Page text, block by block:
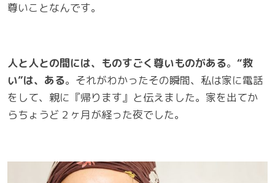
尊いことなんです。
人と人との間には、ものすごく尊いものがある。 “救
い”は、ある。それがわかったその瞬間、私は家に電話
をして、親に『帰ります』と伝えました。家を出てか
らちょうど２ヶ月が経った夜でした。